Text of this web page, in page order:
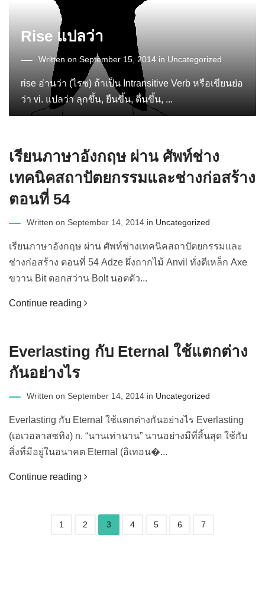
Rise แปลว่า
Written on September 15, 2014 in Uncategorized
rise อ่านว่า (ไรซ) ถ้าเป็น Intransitive Verb หรือเขียนย่อ
ว่า vi. แปลว่า ลุกขึ้น, ยืนขึ้น, ตื่นขึ้น, ...
เรียนภาษาอังกฤษ ผ่าน ศัพท์ช่าง
เทคนิคสถาปัตยกรรมและช่างก่อสร้าง
ตอนที่ 54
Written on September 14, 2014 in Uncategorized
เรียนภาษาอังกฤษ ผ่าน ศัพท์ช่างเทคนิคสถาปัตยกรรมและ
ช่างก่อสร้าง ตอนที่ 54 Adze ผึ่งถากไม้ Anvil ทั่งตีเหล็ก Axe
ขวาน Bit ดอกสว่าน Bolt นอตตัว...
Continue reading
Everlasting กับ Eternal ใช้แตกต่าง
กันอย่างไร
Written on September 14, 2014 in Uncategorized
Everlasting กับ Eternal ใช้แตกต่างกันอย่างไร Everlasting
(เอเวอลาสซทิง) n. “นานเท่านาน” นานอย่างมีที่สิ้นสุด ใช้กับ
สิ่งที่มีอยู่ในอนาคต Eternal (อิเทอน�...
Continue reading
1 2 3 4 5 6 7